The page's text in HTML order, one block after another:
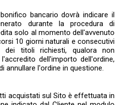
bancario dovrà indicare il
durante la procedura di
solo al momento dell'avvenuto
10 giorni naturali e consecutivi
dei titoli richiesti, qualora non
dell'importo dell'ordine,
annullare l'ordine in questione.
acquistati sul Sito è effettuata in